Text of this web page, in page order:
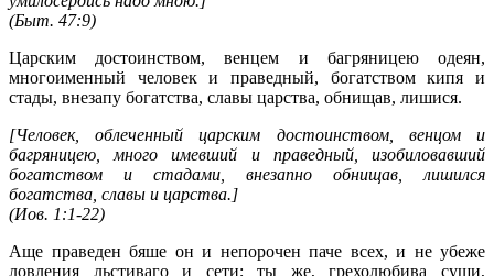
(Быт. 47:9)
Царским достоинством, венцем и багряницею одеян,
многоименный человек и праведный, богатством кипя и
стады, внезапу богатства, славы царства, обнищав, лишися.
[Человек, облеченный царским достоинством, венцом и
багряницею, много имевший и праведный, изобиловавший
богатством и стадами, внезапно обнищав, лишился
богатства, славы и царства.]
(Иов. 1:1-22)
Аще праведен бяше он и непорочен паче всех, и не убеже
ловления льстиваго и сети; ты же, грехолюбива сущи,